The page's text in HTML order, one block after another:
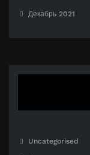
Декабрь 2021
Uncategorised